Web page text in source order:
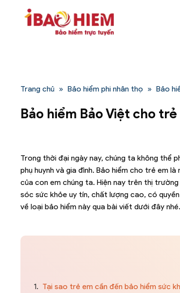
Trang chủ » Bảo hiểm phi nhân thọ » Bảo
Bảo hiểm Bảo Việt cho trẻ
Trong thời đại ngày nay, chúng ta không thể
phụ huynh và gia đình. Bảo hiểm cho trẻ em
của con em chúng ta. Hiện nay trên thị
sóc sức khỏe uy tín, chất lượng cao, có
về loại bảo hiểm này qua bài viết dưới đây nhé.
1. Tại sao trẻ em cần đến bảo hiểm sức